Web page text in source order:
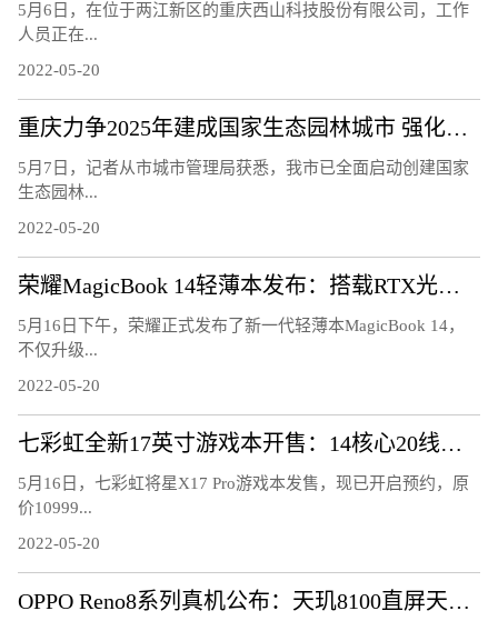
5月6日，在位于两江新区的重庆西山科技股份有限公司，工作
人员正在...
2022-05-20
重庆力争2025年建成国家生态园林城市 强化城市生态宜居性
5月7日，记者从市城市管理局获悉，我市已全面启动创建国家
生态园林...
2022-05-20
荣耀MagicBook 14轻薄本发布：搭载RTX光追显卡
5月16日下午，荣耀正式发布了新一代轻薄本MagicBook 14，
不仅升级...
2022-05-20
七彩虹全新17英寸游戏本开售：14核心20线程、2K电竞屏
5月16日，七彩虹将星X17 Pro游戏本发售，现已开启预约，原
价10999...
2022-05-20
OPPO Reno8系列真机公布：天玑8100直屏天花板